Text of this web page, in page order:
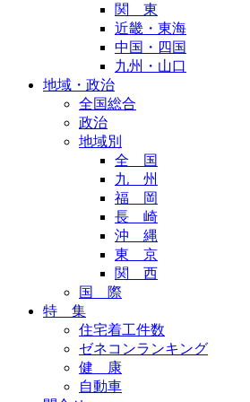
関 東
近畿・東海
中国・四国
九州・山口
地域・政治
全国総合
政治
地域別
全 国
九 州
福 岡
長 崎
沖 縄
東 京
関 西
国 際
特 集
住宅着工件数
ゼネコンランキング
健 康
自動車